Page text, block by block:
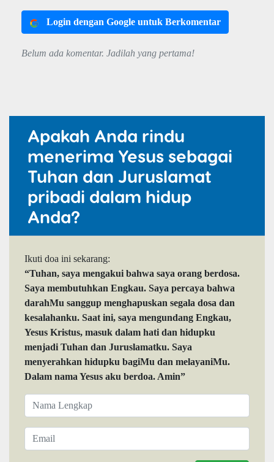
Login dengan Google untuk Berkomentar
Belum ada komentar. Jadilah yang pertama!
Apakah Anda rindu
menerima Yesus sebagai
Tuhan dan Juruslamat
pribadi dalam hidup
Anda?
Ikuti doa ini sekarang:
“Tuhan, saya mengakui bahwa saya orang berdosa.
Saya membutuhkan Engkau. Saya percaya bahwa
darahMu sanggup menghapuskan segala dosa dan
kesalahanku. Saat ini, saya mengundang Engkau,
Yesus Kristus, masuk dalam hati dan hidupku
menjadi Tuhan dan Juruslamatku. Saya
menyerahkan hidupku bagiMu dan melayaniMu.
Dalam nama Yesus aku berdoa. Amin”